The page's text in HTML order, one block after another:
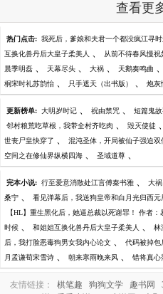
查看更
热门点击: 我死后，爹娘和夫君一个都没疯江寻时
互换化兽丹后大皇子柔美人 、 从前不待春风慢祝
晨季明磊 、 天幕尽头 、 大祸 、 天鹅奏鸣曲 、
桐宋时礼苏韵怡 、 只手遮天（出书版） 、 炮灰
更新榜单: 大明岁时记 、 祝由禁咒 、 短篇鬼
邻村粮荒吃草根，我带全村齐吃肉 、 毁灭使徒 、
世丧尸皇快穿了 、 混沌圣体，开局被仙子强迫双
空间之在修仙界纵横四海 、 圣域道尊 、
完本小说: 行至爱意消散处江言傅秦书雅 、 大祸
桑宁 、 看见弹幕后，我送狗皇帝和白月光归西元
【HL】重生黑化后，她逼总裁以死谢罪！ 作者：
时候 、 和姐姐互换化兽丹后大皇子柔美人 、 林
后，我打脸恶毒狗男女我内心论文 、 代码被掉包
月孟谦荀宋雪诗 、 朝来寒雨晚来风 、 错将真心
友情链接： 棋笔趣 狗狗文学 趣书网